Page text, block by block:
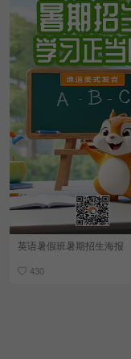
英语暑假班暑期招生海报
430